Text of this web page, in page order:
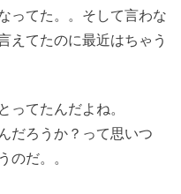
ってた。。そして言わな
えてたのに最近はちゃう
ってたんだよね。
だろうか？って思いつ
のだ。。